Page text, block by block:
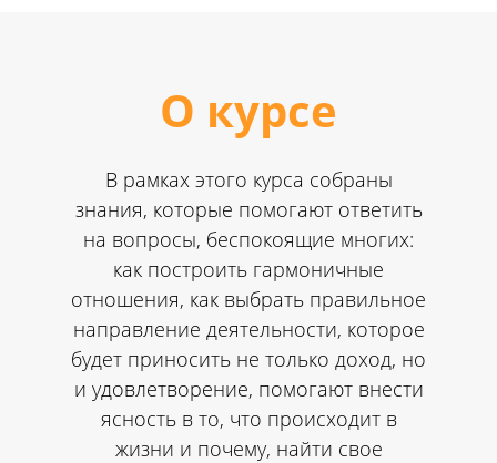
О курсе
В рамках этого курса собраны
знания, которые помогают ответить
на вопросы, беспокоящие многих:
как построить гармоничные
отношения, как выбрать правильное
направление деятельности, которое
будет приносить не только доход, но
и удовлетворение, помогают внести
ясность в то, что происходит в
жизни и почему, найти свое